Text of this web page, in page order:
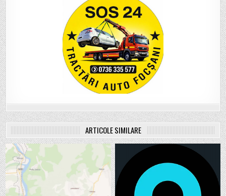
ARTICOLE SIMILARE